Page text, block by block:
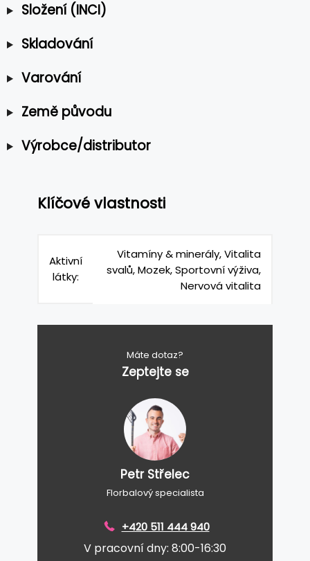
Složení (INCI)
Skladování
Varování
Země původu
Výrobce/distributor
Klíčové vlastnosti
Aktivní
látky:
Vitamíny & minerály, Vitalita
svalů, Mozek, Sportovní výživa,
Nervová vitalita
Máte dotaz?
Zeptejte se
Petr Střelec
Florbalový specialista
+420 511 444 940
V pracovní dny: 8:00-16:30